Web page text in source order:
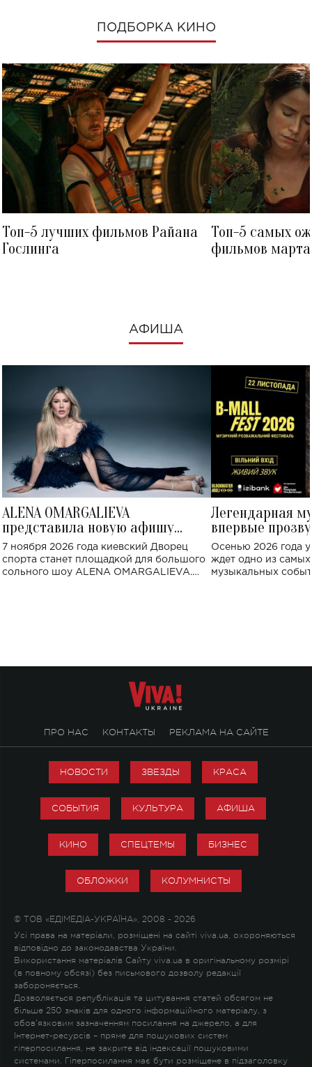
ПОДБОРКА КИНО
Топ-5 лучших фильмов Райана
Гослинга
Топ-5 самых
фильмов
АФИША
ALENA OMARGALIEVA
представила новую афишу
большого концерта во Дворце
спорта
7 ноября 2026 года киевский Дворец
спорта станет площадкой для большого
сольного шоу ALENA OMARGALIEVA.
Легендарная
впервые
Украине: где
Осенью 2026 года
ждет одно из
музыкальных
ПРО НАС КОНТАКТЫ РЕКЛАМА НА САЙТЕ
НОВОСТИ ЗВЕЗДЫ КРАСА
СОБЫТИЯ КУЛЬТУРА АФИША
КИНО СПЕЦТЕМЫ БИЗНЕС
ОБЛОЖКИ КОЛУМНИСТЫ
© ТОВ «ЕДІМЕДІА-УКРАЇНА», 2008 - 2026
Усі права на матеріали, розміщені на сайті viva.ua, охороняються
відповідно до законодавства України.
Використання матеріалів Сайту viva.ua в оригінальному розмірі
(в повному обсязі) без письмового дозволу редакції
забороняється.
Дозволяється републікація та цитування статей обсягом не
більше 250 знаків для одного інформаційного матеріалу, з
обов'язковим зазначенням посилання на джерело, а для
Інтернет-ресурсів – пряме для пошукових систем
гіперпосилання, не закрите від індексації пошуковими
системами. Гіперпосилання має бути розміщене в підзаголовку